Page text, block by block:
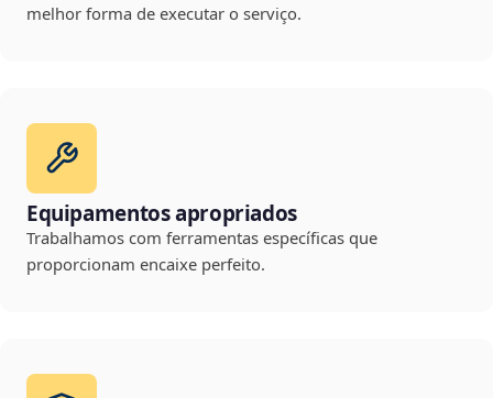
melhor forma de executar o serviço.
Equipamentos apropriados
Trabalhamos com ferramentas específicas que
proporcionam encaixe perfeito.